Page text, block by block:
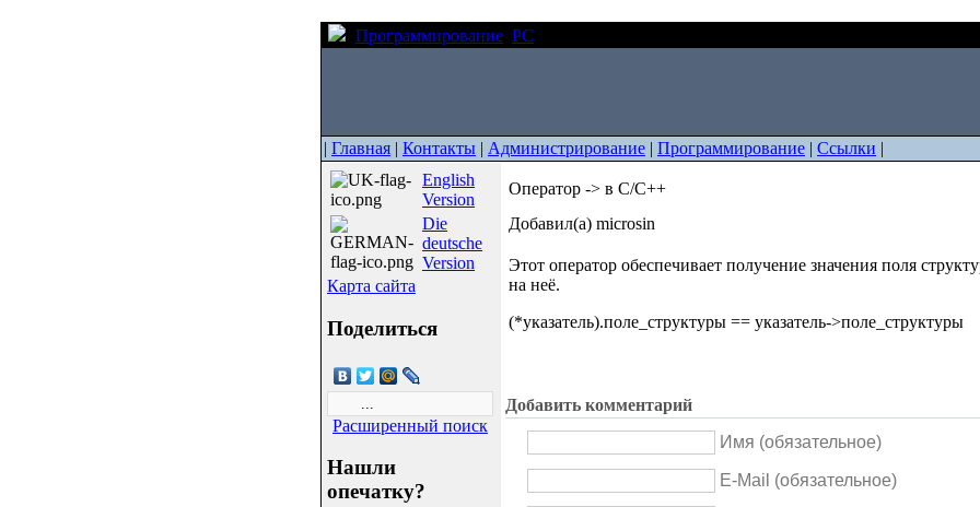
Программирование PC
| Главная | Контакты | Администрирование | Программирование | Ссылки |
English
Version
Die
deutsche
Version
Карта сайта
Поделиться
Расширенный поиск
Нашли
опечатку?
Оператор -> в C/C++
Добавил(а) microsin
Этот оператор обеспечивает получение значения поля
на неё.
(*указатель).поле_структуры == указатель->поле_структуры
Добавить комментарий
Имя (обязательное)
E-Mail (обязательное)